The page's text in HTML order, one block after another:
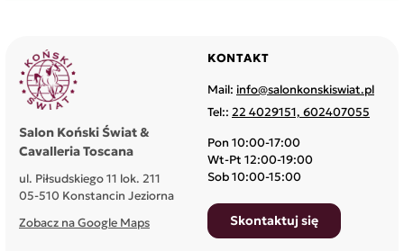
Salon Koński Świat &
Cavalleria Toscana
ul. Piłsudskiego 11 lok. 211
05-510 Konstancin Jeziorna
Zobacz na Google Maps
KONTAKT
Mail: info@salonkonskiswiat.pl
Tel:: 22 4029151, 602407055
Pon 10:00-17:00
Wt-Pt 12:00-19:00
Sob 10:00-15:00
Skontaktuj się